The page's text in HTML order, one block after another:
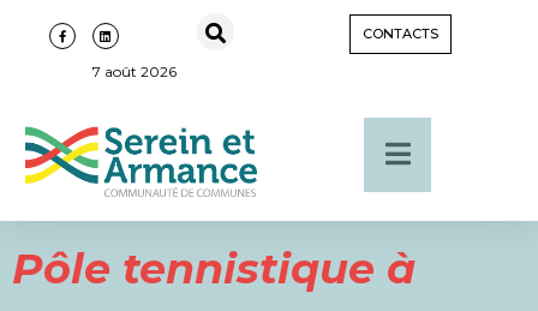
7 août 2026
CONTACTS
Pôle tennistique à